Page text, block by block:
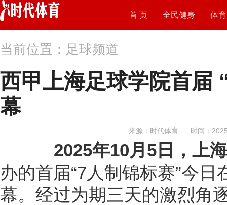
首 页 全民健身 体
当前位置：足球频道
西甲上海足球学院首届
幕
来源：时代体育 时间：
2025年10月 5 日 ， 上海
办的首届“7人制锦标赛”今
幕。经过为期三天的激烈角